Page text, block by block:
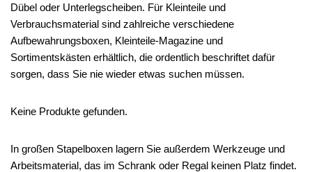
Dübel oder Unterlegscheiben. Für Kleinteile und
Verbrauchsmaterial sind zahlreiche verschiedene
Aufbewahrungsboxen, Kleinteile-Magazine und
Sortimentskästen erhältlich, die ordentlich beschriftet dafür
sorgen, dass Sie nie wieder etwas suchen müssen.
Keine Produkte gefunden.
In großen Stapelboxen lagern Sie außerdem Werkzeuge und
Arbeitsmaterial, das im Schrank oder Regal keinen Platz findet.